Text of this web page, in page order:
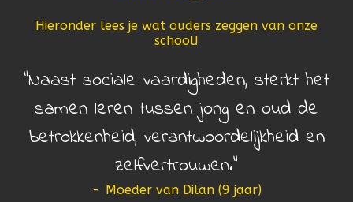
Hieronder lees je wat ouders zeggen van onze
school!
Naast sociale vaardigheden, sterkt het
samen leren tussen jong en oud de
betrokkenheid, verantwoordelijkheid en
zelfvertrouwen.
- Moeder van Dilan (9 jaar)